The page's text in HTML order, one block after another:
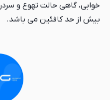
خوابی، گاهی حالت تهوع و
بیش از حد کافئین می باشد.